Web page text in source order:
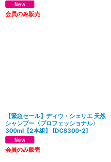
会員のみ販売
【緊急セール】ディウ・シェリエ 天然
シャンプー〈プロフェッショナル〉
300ml【2本組】
[DCS300-2]
会員のみ販売